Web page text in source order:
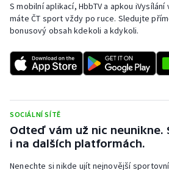
S mobilní aplikací, HbbTV a apkou
máte ČT sport vždy po ruce. Sledujte
bonusový obsah kdekoli a kdykoli.
SOCIÁLNÍ SÍTĚ
Odteď vám už nic neunikne.
i na dalších platformách.
Nenechte si nikde ujít nejnovější